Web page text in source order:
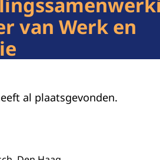
van Werk en
al plaatsgevonden.